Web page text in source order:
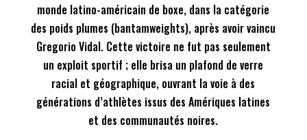
monde latino-américain de boxe, dans la catégorie
des poids plumes (bantamweights), après avoir vaincu
Gregorio Vidal. Cette victoire ne fut pas seulement
un exploit sportif ; elle brisa un plafond de verre
racial et géographique, ouvrant la voie à des
générations d’athlètes issus des Amériques latines
et des communautés noires.